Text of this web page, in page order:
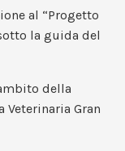
al “Progetto
la guida del
della
Gran